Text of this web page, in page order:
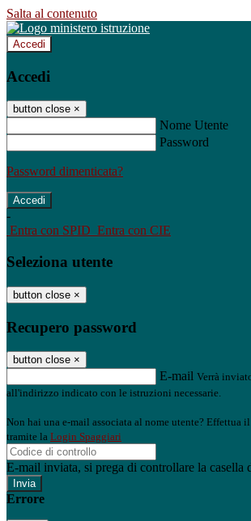
Salta al contenuto
Accedi
Accedi
button close ×
Nome Utente
Password
Password dimenticata?
-
Entra con SPID Entra con CIE
Seleziona utente
button close ×
Recupero password
button close ×
E-mail Verrà
all'indirizzo indicato con le istruzioni necessarie.
Non hai una e-mail associata al nome utente? Effettua
tramite la Login Spaggiari
E-mail inviata, si prega di controllare la casella
Errore